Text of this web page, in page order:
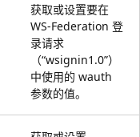
获取或设置要在
WS-Federation 登
录请求
（“wsignin1.0”）
中使用的 wauth
参数的值。